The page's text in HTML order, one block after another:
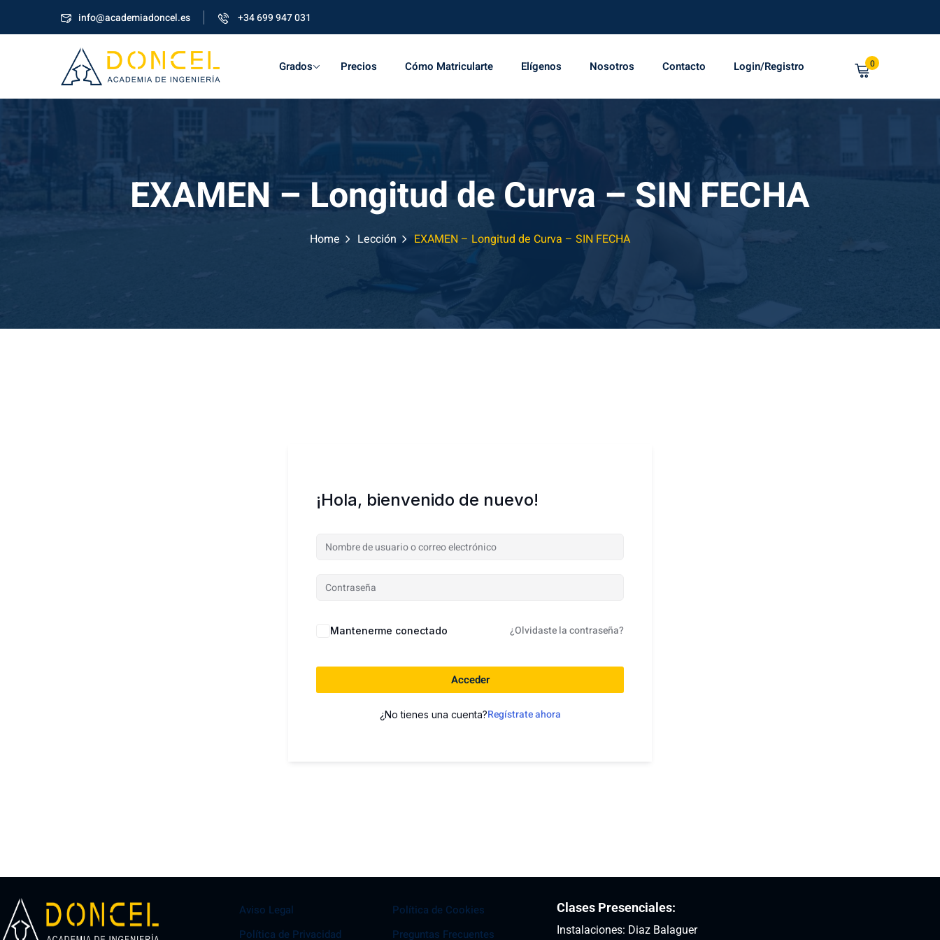
info@academiadoncel.es +34 699 947 031
Grados Precios Cómo Matricularte Elígenos Nosotros Contacto Login/Registro 0
EXAMEN – Longitud de Curva – SIN FECHA
Home Lección EXAMEN – Longitud de Curva – SIN FECHA
¡Hola, bienvenido de nuevo!
Mantenerme conectado ¿Olvidaste la contraseña?
Acceder
¿No tienes una cuenta?Regístrate ahora
Aviso Legal
Política de Privacidad
Política de Cookies
Preguntas Frecuentes
Clases Presenciales:
Instalaciones: Diaz Balaguer